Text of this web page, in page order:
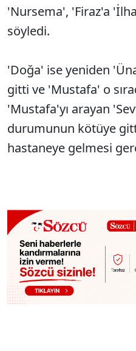
'Nursema', 'Firaz'a
söyledi.
'Doğa' ise yeniden
gitti ve 'Mustafa' o
'Mustafa'yı arayan
durumunun kötüye
hastaneye gelmesi